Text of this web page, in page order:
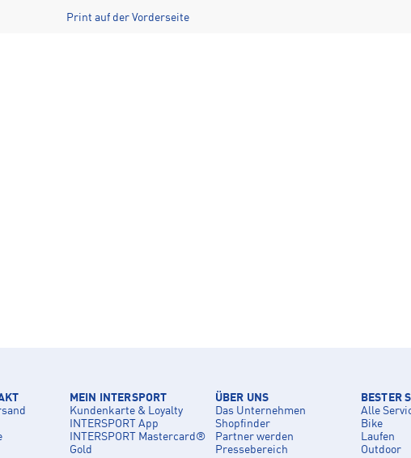
Print auf der Vorderseite
MEIN INTERSPORT
Kundenkarte & Loyalty
INTERSPORT App
INTERSPORT Mastercard®
Gold
ÜBER UNS
Das Unternehmen
Shopfinder
Partner werden
Pressebereich
BESTER
Alle
Bike
Laufen
Outdoor